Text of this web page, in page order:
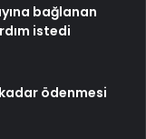
bağlanan
istedi
ödenmesi